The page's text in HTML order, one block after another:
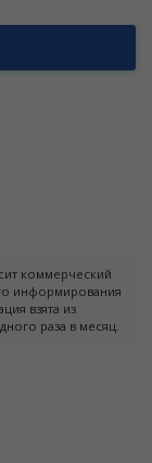
коммерческий
информирования
взята из
раза в месяц.